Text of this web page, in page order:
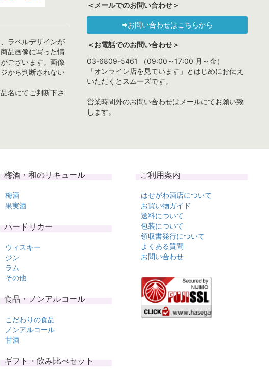
ラベルデザインが
品画像に写った情
ございます。画像
から判断されない
名にてご判断下さ
＜メールでのお問い合わせ＞
⇒お問い合わせはこちらから
＜お電話でのお問い合わせ＞
03-6809-5461 （09:00～17:00 月～金）
「オンライン店を見ています」とはじめにお伝え
いただくとスムーズです。
営業時間外のお問い合わせはメールにてお願い致
します。
梅酒・和のリキュール
梅酒
果実酒
ハードリカー
ウィスキー
ジン
ラム
その他
食品・ノンアルコール
こだわりの食品
ノンアルコール
甘酒
ギフト・飲み比べセット
ご利用案内
はせがわ酒店について
お買い物ガイド
送料について
包装について
領収書発行について
よくある質問
お問い合わせ